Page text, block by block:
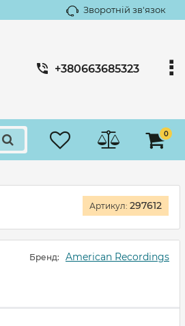
Зворотній зв'язок
+380663685323
0
Артикул: 297612
Бренд: American Recordings